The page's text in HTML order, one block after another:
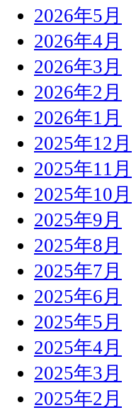
2026年5月
2026年4月
2026年3月
2026年2月
2026年1月
2025年12月
2025年11月
2025年10月
2025年9月
2025年8月
2025年7月
2025年6月
2025年5月
2025年4月
2025年3月
2025年2月